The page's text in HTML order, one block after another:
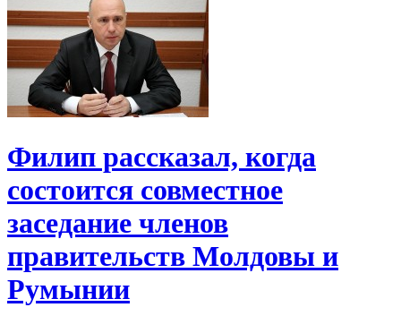
Филип рассказал, когда
состоится совместное
заседание членов
правительств Молдовы и
Румынии